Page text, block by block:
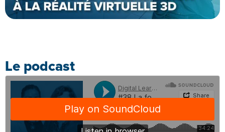
Le podcast